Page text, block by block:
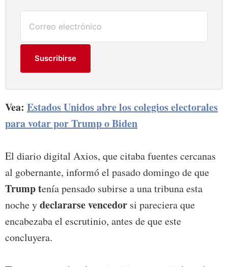
Suscribirse
Vea: Estados Unidos abre los colegios electorales
para votar por Trump o Biden
El diario digital Axios, que citaba fuentes cercanas
al gobernante, informó el pasado domingo de que
Trump tenía pensado subirse a una tribuna esta
noche ydeclararse vencedor si pareciera que
encabezaba el escrutinio, antes de que este
concluyera.